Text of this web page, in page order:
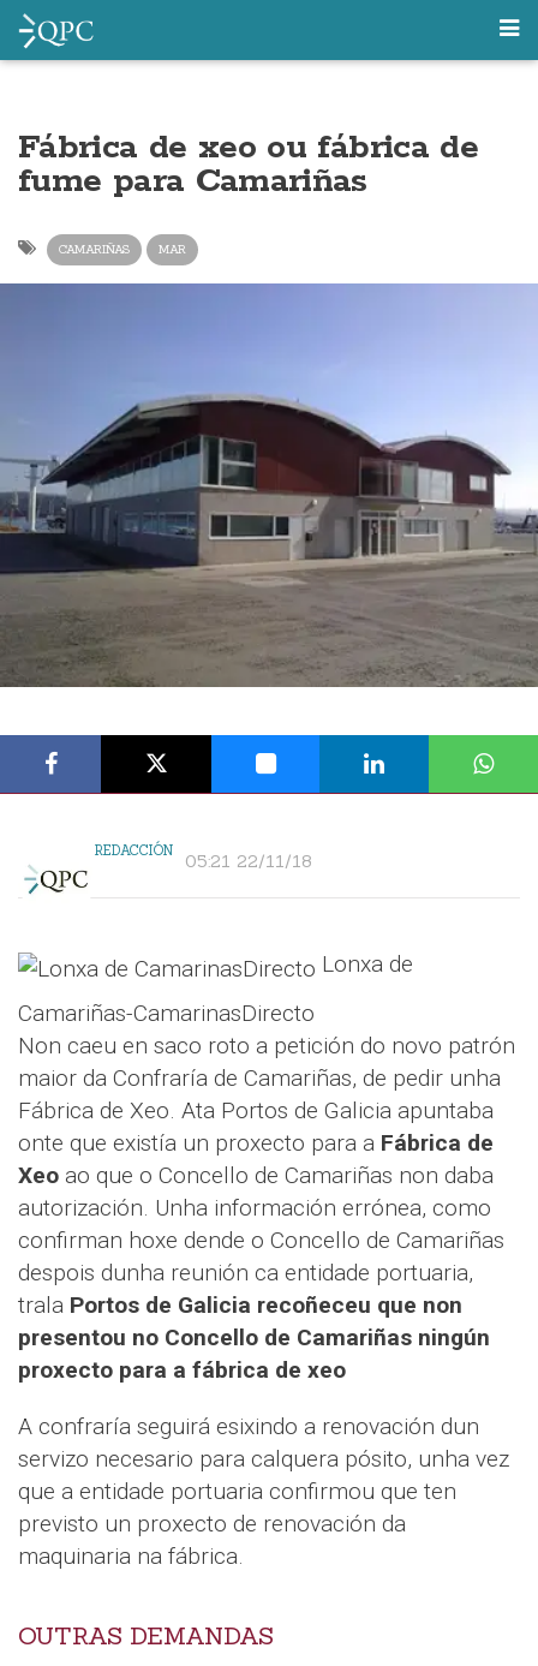
Fábrica de xeo ou fábrica de
fume para Camariñas
CAMARIÑAS MAR
REDACCIÓN 05:21 22/11/18
Lonxa de
Camariñas-CamarinasDirecto
Non caeu en saco roto a petición do novo patrón
maior da Confraría de Camariñas, de pedir unha
Fábrica de Xeo. Ata Portos de Galicia apuntaba
onte que existía un proxecto para a Fábrica de
Xeo ao que o Concello de Camariñas non daba
autorización. Unha información errónea, como
confirman hoxe dende o Concello de Camariñas
despois dunha reunión ca entidade portuaria,
trala Portos de Galicia recoñeceu que non
presentou no Concello de Camariñas ningún
proxecto para a fábrica de xeo
A confraría seguirá esixindo a renovación dun
servizo necesario para calquera pósito, unha vez
que a entidade portuaria confirmou que ten
previsto un proxecto de renovación da
maquinaria na fábrica.
OUTRAS DEMANDAS